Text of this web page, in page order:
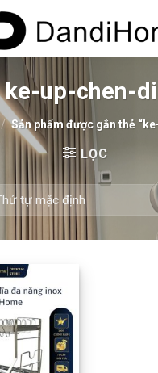
ke-up-chen-
/ Sản phẩm được gắn thẻ
LỌC